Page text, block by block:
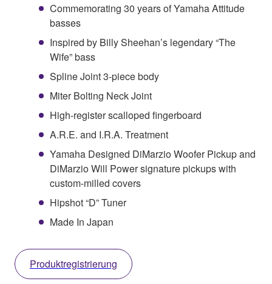
Commemorating 30 years of Yamaha Attitude
basses
Inspired by Billy Sheehan’s legendary “The
Wife” bass
Spline Joint 3-piece body
Miter Bolting Neck Joint
High-register scalloped fingerboard
A.R.E. and I.R.A. Treatment
Yamaha Designed DiMarzio Woofer Pickup and
DiMarzio Will Power signature pickups with
custom-milled covers
Hipshot “D” Tuner
Made In Japan
Produktregistrierung